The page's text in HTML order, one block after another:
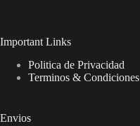
Important Links
Politica de Privacidad
Terminos & Condiciones
Envios